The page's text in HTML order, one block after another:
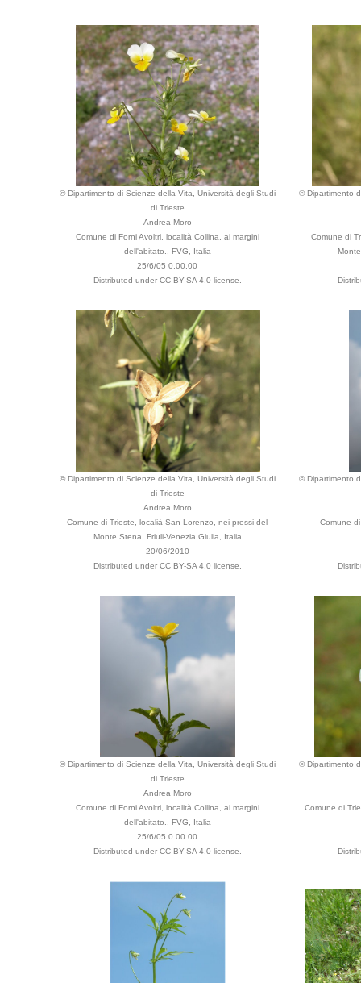
© Dipartimento di Scienze della Vita, Università degli Studi
di Trieste
Andrea Moro
Comune di Forni Avoltri, località Collina, ai margini
dell'abitato., FVG, Italia
25/6/05 0.00.00
Distributed under CC BY-SA 4.0 license.
© Dipartimento
Comune di
© Dipartimento di Scienze della Vita, Università degli Studi
di Trieste
Andrea Moro
Comune di Trieste, localià San Lorenzo, nei pressi del
Monte Stena, Friuli-Venezia Giulia, Italia
20/06/2010
Distributed under CC BY-SA 4.0 license.
© Dipartimento
Comune
© Dipartimento di Scienze della Vita, Università degli Studi
di Trieste
Andrea Moro
Comune di Forni Avoltri, località Collina, ai margini
dell'abitato., FVG, Italia
25/6/05 0.00.00
Distributed under CC BY-SA 4.0 license.
© Dipartimento
Comune di